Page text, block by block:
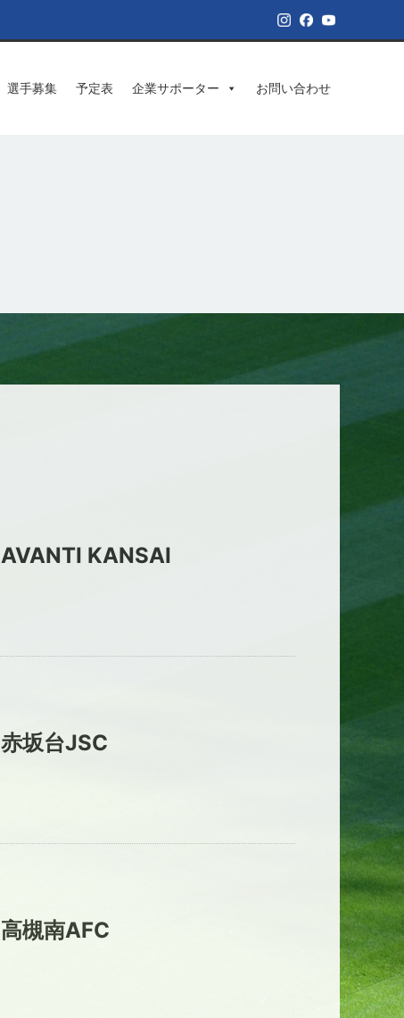
選手募集 予定表 企業サポーター お問い合わせ
AVANTI KANSAI
赤坂台JSC
高槻南AFC